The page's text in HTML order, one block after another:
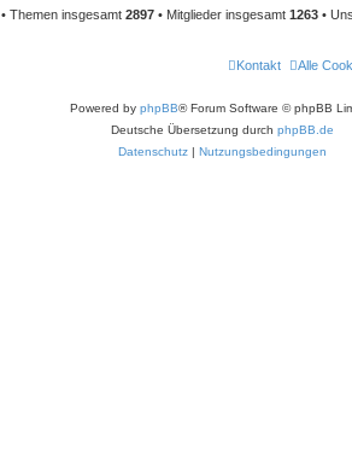
• Themen insgesamt 2897 • Mitglieder insgesamt 1263 •
Alle
Kontakt
Powered by phpBB® Forum Software © phpBB
Deutsche Übersetzung durch phpBB.de
Datenschutz | Nutzungsbedingungen